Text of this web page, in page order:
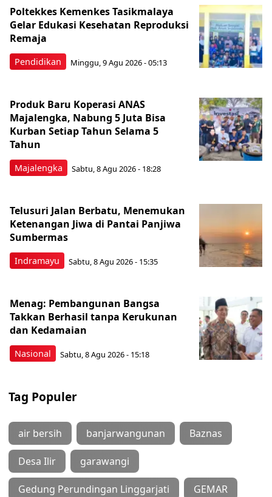
Pendidikan
Poltekkes Kemenkes Tasikmalaya
Gelar Edukasi Kesehatan Reproduksi
Remaja
Minggu, 9 Agu 2026 - 05:13
Majalengka
Produk Baru Koperasi ANAS
Majalengka, Nabung 5 Juta Bisa
Kurban Setiap Tahun Selama 5
Tahun
Sabtu, 8 Agu 2026 - 18:28
Indramayu
Telusuri Jalan Berbatu, Menemukan
Ketenangan Jiwa di Pantai Panjiwa
Sumbermas
Sabtu, 8 Agu 2026 - 15:35
Nasional
Menag: Pembangunan Bangsa
Takkan Berhasil tanpa Kerukunan
dan Kedamaian
Sabtu, 8 Agu 2026 - 15:18
Tag Populer
air bersih banjarwangunan Baznas
Desa Ilir garawangi
Gedung Perundingan Linggarjati GEMAR